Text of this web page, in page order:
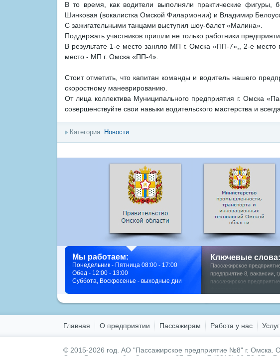
В то время, как водители выполняли практические
Шинковая (вокалистка Омской Филармонии) и Владимир
С зажигательными танцами выступил шоу-балет «Малина».
Поддержать участников пришли не только работники
В результате 1-е место заняло МП г. Омска «ПП-7»,, 2-е
место - МП г. Омска «ПП-4».
Стоит отметить, что капитан команды и водитель нашего
скоростному маневрированию.
От лица коллектива Муниципального предприятия г. Омска
совершенствуйте свои навыки водительского мастерства и
Категория: Новости
Ключевые слова:
Пассажирское
предприятие 8 вакансии
пассажирское
Мы работаем:
Понедельник - Пятница 08:00 - 17:00
Обед - 12:00 - 13:00
Суббота, Воскресенье - выходные дни
Главная О предприятии Пассажирам Работа у нас
© 2015-2026 год. АО "Пассажирское предприятие №8" г. Омска.